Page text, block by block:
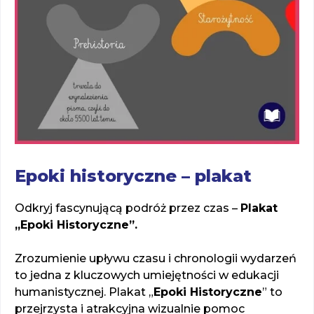
Epoki historyczne – plakat
Odkryj fascynującą podróż przez czas – Plakat
„Epoki Historyczne”.
Zrozumienie upływu czasu i chronologii wydarzeń
to jedna z kluczowych umiejętności w edukacji
humanistycznej. Plakat „Epoki Historyczne” to
przejrzysta i atrakcyjna wizualnie pomoc